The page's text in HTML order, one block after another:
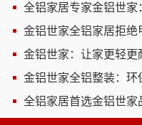
全铝家居专家金铝世家
金铝世家全铝家居拒绝
金铝世家：让家更轻更
金铝世家全铝整装：环
全铝家居首选金铝世家